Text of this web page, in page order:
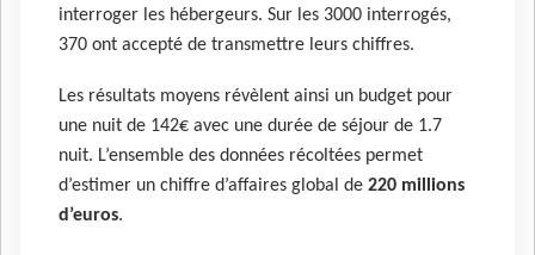
interroger les hébergeurs. Sur les 3000 interrogés,
370 ont accepté de transmettre leurs chiffres.
Les résultats moyens révèlent ainsi un budget pour
une nuit de 142€ avec une durée de séjour de 1.7
nuit. L’ensemble des données récoltées permet
d’estimer un chiffre d’affaires global de 220 millions
d’euros.